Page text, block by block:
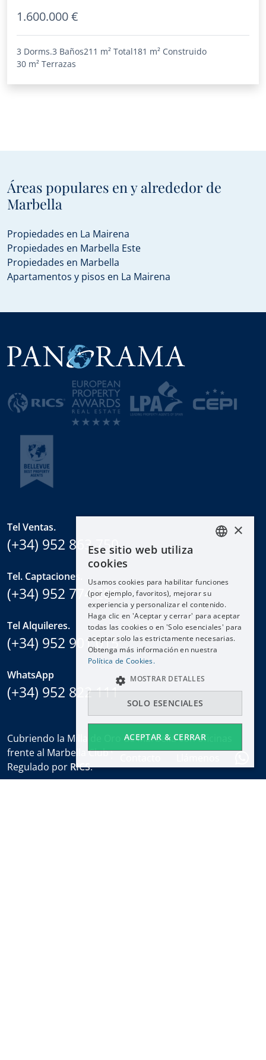
1.600.000 €
3 Dorms.3 Baños211 m² Total181 m² Construido
30 m² Terrazas
Áreas populares en y alrededor de
Marbella
Propiedades en La Mairena
Propiedades en Marbella Este
Propiedades en Marbella
Apartamentos y pisos en La Mairena
Tel Ventas.
(+34) 952 863 750
Tel. Captaciones.
(+34) 952 774 266
Tel Alquileres.
(+34) 952 901 015
WhatsApp
(+34) 952 822 111
Cubriendo la Milla de Oro de Marbella con oficinas
frente al Marbella Club y en el Puente Romano.
Regulado por RICS.
DEUTSCH
FRANÇAIS
NEDERLANDS
×
Ese sitio web utiliza
cookies
Usamos cookies para habilitar funciones
(por ejemplo, favoritos), mejorar su
experiencia y personalizar el contenido.
Haga clic en 'Aceptar y cerrar' para aceptar
todas las cookies o en 'Solo esenciales' para
aceptar solo las estrictamente necesarias.
Obtenga más información en nuestra
Política de Cookies.
ACEPTAR & CERRAR
SOLO ESENCIALES
MOSTRAR DETALLES